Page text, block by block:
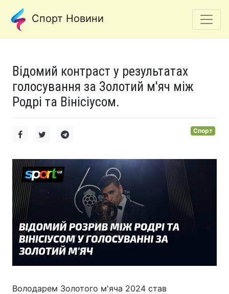
Спорт Новини
Відомий контраст у результатах
голосування за Золотий м'яч між
Родрі та Вінісіусом.
Спорт
Володарем Золотого м'яча 2024 став